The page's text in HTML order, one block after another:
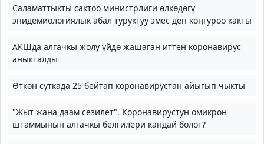
Саламаттыкты сактоо министрлиги өлкөдөгү
эпидемиологиялык абал туруктуу эмес деп коңгуроо какты
АКШда алгачкы жолу үйдө жашаган иттен коронавирус
аныкталды
Өткөн суткада 25 бейтап коронавирустан айыгып чыкты
"Жыт жана даам сезилет". Коронавирустун омикрон
штаммынын алгачкы белгилери кандай болот?